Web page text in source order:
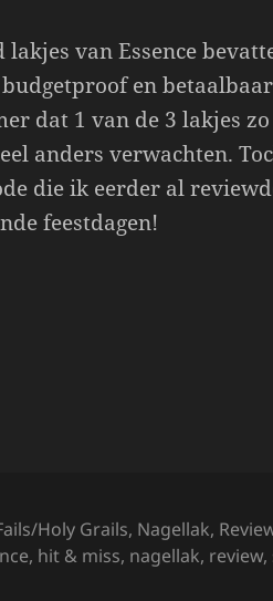
lakjes van Essence
en
dat 1 van de 3 lakjes
anders verwachten.
die ik eerder al
feestdagen!
Holy Grails, Nagellak,
, hit & miss, nagellak, review,